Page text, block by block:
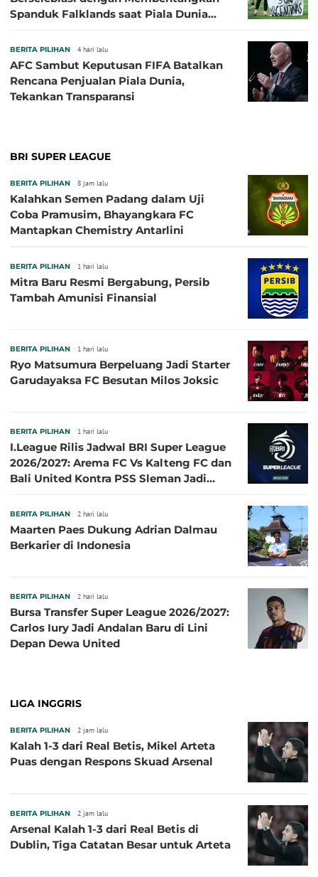
Spanduk Falklands saat Piala Dunia
BERITA PILIHAN 4 hari lalu
AFC Sambut Keputusan FIFA Batalkan
Rencana Penjualan Piala Dunia,
Tekankan Transparansi
BRI SUPER LEAGUE
BERITA PILIHAN 8 jam lalu
Kalahkan Semen Padang dalam Uji
Coba Pramusim, Bhayangkara FC
Mantapkan Chemistry Antarlini
BERITA PILIHAN 1 hari lalu
Mitra Baru Resmi Bergabung, Persib
Tambah Amunisi Finansial
BERITA PILIHAN 1 hari lalu
Ryo Matsumura Berpeluang Jadi Starter
Garudayaksa FC Besutan Milos Joksic
BERITA PILIHAN 1 hari lalu
I.League Rilis Jadwal BRI Super League
2026/2027: Arema FC Vs Kalteng FC dan
Bali United Kontra PSS Sleman Jadi
BERITA PILIHAN 2 hari lalu
Maarten Paes Dukung Adrian Dalmau
Berkarier di Indonesia
BERITA PILIHAN 2 hari lalu
Bursa Transfer Super League 2026/2027:
Carlos Iury Jadi Andalan Baru di Lini
Depan Dewa United
LIGA INGGRIS
BERITA PILIHAN 2 jam lalu
Kalah 1-3 dari Real Betis, Mikel Arteta
Puas dengan Respons Skuad Arsenal
BERITA PILIHAN 2 jam lalu
Arsenal Kalah 1-3 dari Real Betis di
Dublin, Tiga Catatan Besar untuk Arteta